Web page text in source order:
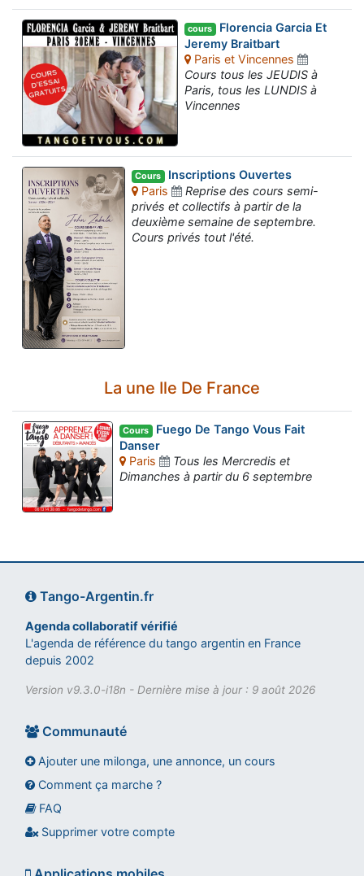
cours Florencia Garcia Et
Jeremy Braitbart
Paris et Vincennes
Cours tous les JEUDIS à
Paris, tous les LUNDIS à
Vincennes
Cours Inscriptions Ouvertes
Paris
Reprise des cours semi-
privés et collectifs à partir de la
deuxième semaine de septembre.
Cours privés tout l'été.
La une Ile De France
Cours Fuego De Tango Vous Fait
Danser
Paris
Tous les Mercredis et
Dimanches à partir du 6 septembre
Tango-Argentin.fr
Agenda collaboratif vérifié
L'agenda de référence du tango argentin en France
depuis 2002
Version v9.3.0-i18n - Dernière mise à jour : 9 août 2026
Communauté
Ajouter une milonga, une annonce, un cours
Comment ça marche ?
FAQ
Supprimer votre compte
Assistant tango-argentin.fr
Questions sur les milongas, cours et stages